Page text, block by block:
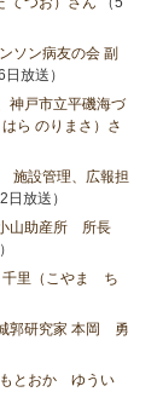
ソン病友の会 副
日放送）
神戸市立平磯海づ
ら のりまさ）さ
施設管理、広報担
日放送）
小山助産所 所長
里（こやま ち
郭研究家 本岡 勇
とおか ゆうい